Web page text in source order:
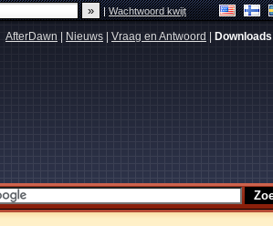
|Wachtwoord kwijt
AfterDawn Nieuws Vraag en Antwoord Downloads